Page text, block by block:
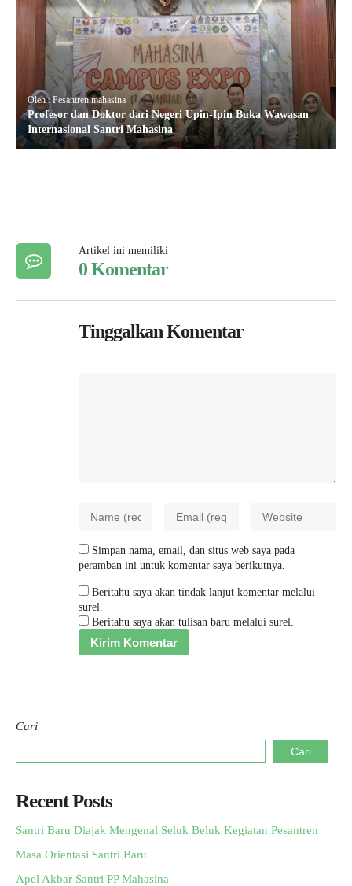
Oleh : Pesantren mahasina
Profesor dan Doktor dari Negeri Upin-Ipin Buka Wawasan
Internasional Santri Mahasina
Artikel ini memiliki
0 Komentar
Tinggalkan Komentar
Simpan nama, email, dan situs web saya pada
peramban ini untuk komentar saya berikutnya.
Beritahu saya akan tindak lanjut komentar melalui
surel.
Beritahu saya akan tulisan baru melalui surel.
Cari
Cari
Recent Posts
Santri Baru Diajak Mengenal Seluk Beluk Kegiatan Pesantren
Masa Orientasi Santri Baru
Apel Akbar Santri PP Mahasina